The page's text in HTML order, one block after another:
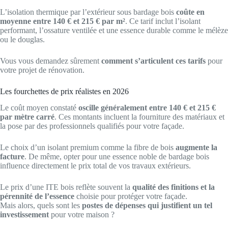
L’isolation thermique par l’extérieur sous bardage bois coûte en
moyenne entre 140 € et 215 € par m². Ce tarif inclut l’isolant
performant, l’ossature ventilée et une essence durable comme le mélèze
ou le douglas.
Vous vous demandez sûrement comment s’articulent ces tarifs pour
votre projet de rénovation.
Les fourchettes de prix réalistes en 2026
Le coût moyen constaté oscille généralement entre 140 € et 215 €
par mètre carré. Ces montants incluent la fourniture des matériaux et
la pose par des professionnels qualifiés pour votre façade.
Le choix d’un isolant premium comme la fibre de bois augmente la
facture. De même, opter pour une essence noble de bardage bois
influence directement le prix total de vos travaux extérieurs.
Le prix d’une ITE bois reflète souvent la qualité des finitions et la
pérennité de l’essence choisie pour protéger votre façade.
Mais alors, quels sont les postes de dépenses qui justifient un tel
investissement pour votre maison ?